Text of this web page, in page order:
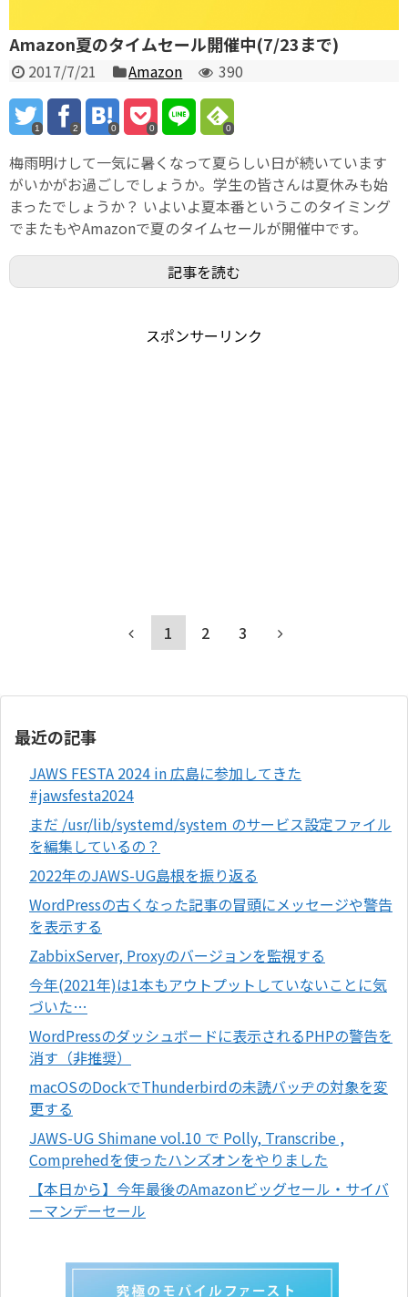
Amazon夏のタイムセール開催中(7/23まで)
2017/7/21 Amazon 390
1 2 0 0 0
梅雨明けして一気に暑くなって夏らしい日が続いています
がいかがお過ごしでしょうか。学生の皆さんは夏休みも始
まったでしょうか？ いよいよ夏本番というこのタイミング
でまたもやAmazonで夏のタイムセールが開催中です。
記事を読む
スポンサーリンク
1 2 3
最近の記事
JAWS FESTA 2024 in 広島に参加してきた
#jawsfesta2024
まだ /usr/lib/systemd/system のサービス設定ファイル
を編集しているの？
2022年のJAWS-UG島根を振り返る
WordPressの古くなった記事の冒頭にメッセージや警告
を表示する
ZabbixServer, Proxyのバージョンを監視する
今年(2021年)は1本もアウトプットしていないことに気
づいた…
WordPressのダッシュボードに表示されるPHPの警告を
消す（非推奨）
macOSのDockでThunderbirdの未読バッヂの対象を変
更する
JAWS-UG Shimane vol.10 で Polly, Transcribe ,
Comprehedを使ったハンズオンをやりました
【本日から】今年最後のAmazonビッグセール・サイバ
ーマンデーセール